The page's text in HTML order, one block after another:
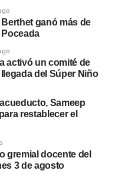
ganó más de
activó un comité de
del Súper Niño
Sameep
restablecer el
gremial docente del
3 de agosto